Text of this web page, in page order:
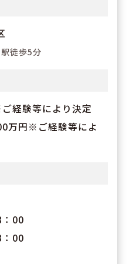
徒歩5分
経験等により決定
万円※ご経験等によ
00
00